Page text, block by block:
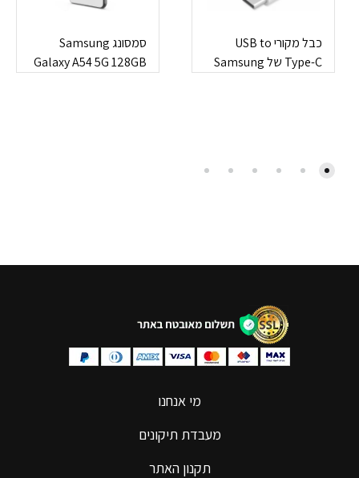
כבל מקורי USB to
Type-C של Samsung
סמסונג Samsung
Galaxy A54 5G 128GB
מי אנחנו
מעבדת תיקונים
תקנון האתר